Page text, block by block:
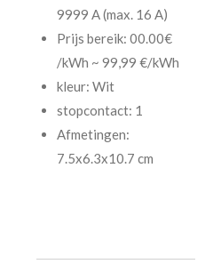
9999 A (max. 16 A)
Prijs bereik: 00.00€
/kWh ~ 99,99 €/kWh
kleur: Wit
stopcontact: 1
Afmetingen:
7.5x6.3x10.7 cm